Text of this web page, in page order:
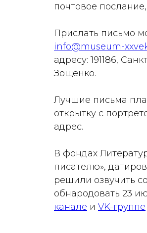
почтовое
Прислать письмо
info@museum-
адресу: 191186,
Зощенко.
Лучшие письма
открытку с
адрес.
В фондах
писателю»,
решили озвучить
обнародовать 23
канале и VK-группе